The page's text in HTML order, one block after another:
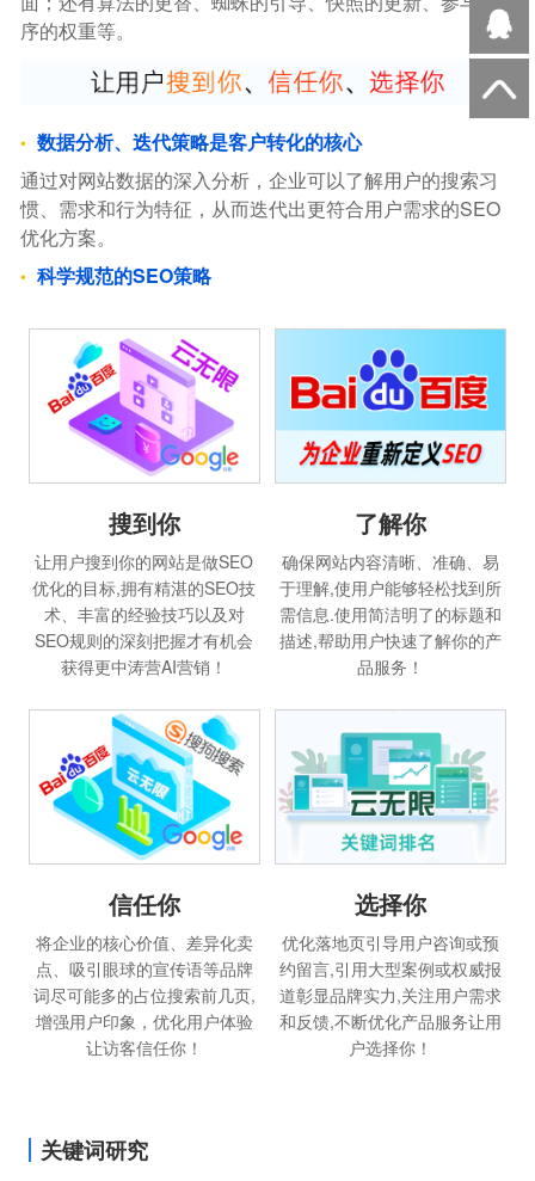
序的权重等。
数据分析、迭代策略是客户转化的核心
通过对网站数据的深入分析，企业可以了解用户的搜索习
惯、需求和行为特征，从而迭代出更符合用户需求的SEO
优化方案。
科学规范的SEO策略
搜到你
让用户搜到你的网站是做SEO
优化的目标,拥有精湛的SEO技
术、丰富的经验技巧以及对
SEO规则的深刻把握才有机会
获得更中涛营AI营销！
了解你
确保网站内容清晰、准确、易
于理解,使用户能够轻松找到所
需信息.使用简洁明了的标题和
描述,帮助用户快速了解你的产
品服务！
信任你
将企业的核心价值、差异化卖
点、吸引眼球的宣传语等品牌
词尽可能多的占位搜索前几页,
增强用户印象，优化用户体验
让访客信任你！
选择你
优化落地页引导用户咨询或预
约留言,引用大型案例或权威报
道彰显品牌实力,关注用户需求
和反馈,不断优化产品服务让用
户选择你！
关键词研究